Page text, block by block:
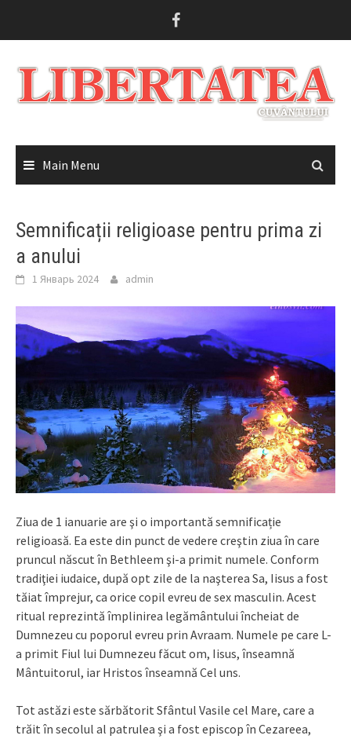
Main Menu
Semnificații religioase pentru prima zi
a anului
1 Январь 2024 admin
Ziua de 1 ianuarie are şi o importantă semnificație
religioasă. Ea este din punct de vedere creştin ziua în care
pruncul născut în Bethleem şi-a primit numele. Conform
tradiţiei iudaice, după opt zile de la naşterea Sa, Iisus a fost
tăiat împrejur, ca orice copil evreu de sex masculin. Acest
ritual reprezintă împlinirea legământului încheiat de
Dumnezeu cu poporul evreu prin Avraam. Numele pe care L-
a primit Fiul lui Dumnezeu făcut om, Iisus, înseamnă
Mântuitorul, iar Hristos înseamnă Cel uns.
Tot astăzi este sărbătorit Sfântul Vasile cel Mare, care a
trăit în secolul al patrulea şi a fost episcop în Cezareea,